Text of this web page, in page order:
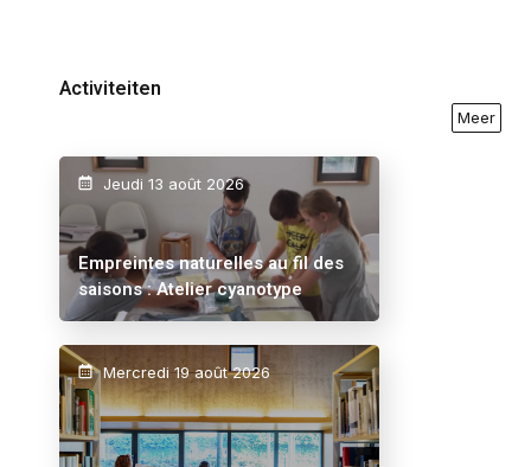
Activiteiten
Meer
Jeudi 13 août 2026
Empreintes naturelles au fil des
saisons : Atelier cyanotype
Mercredi 19 août 2026